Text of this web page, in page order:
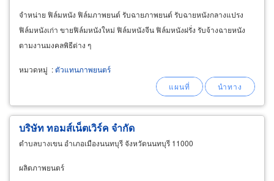
จำหน่าย ฟิล์มหนัง ฟิล์มภาพยนต์ รับฉายภาพยนต์ รับฉายหนังกลางแปรง
ฟิล์มหนังเก่า ขายฟิล์มหนังใหม่ ฟิล์มหนังจีน ฟิล์มหนังฝรั่ง รับจ้างฉายหนัง
ตามงานมงคลพิธีต่าง ๆ
หมวดหมู่ :ตัวแทนภาพยนตร์
บริษัท ทอมส์เน็ตเวิร์ค จำกัด
ตำบลบางเขน อำเภอเมืองนนทบุรี จังหวัดนนทบุรี 11000
ผลิตภาพยนตร์